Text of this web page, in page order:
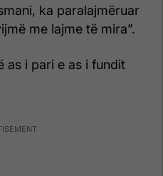
ka paralajmëruar
me lajme të mira”.
as i pari e as i fundit